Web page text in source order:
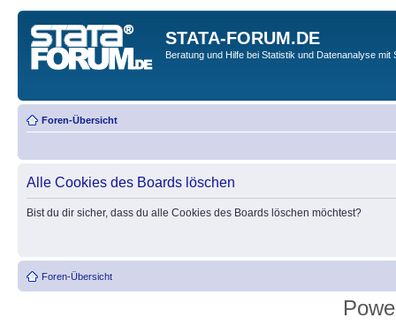
STATA-FORUM.DE
Beratung und Hilfe bei Statistik und Datenanalyse mit
Foren-Übersicht
Alle Cookies des Boards löschen
Bist du dir sicher, dass du alle Cookies des Boards löschen möchtest?
Foren-Übersicht